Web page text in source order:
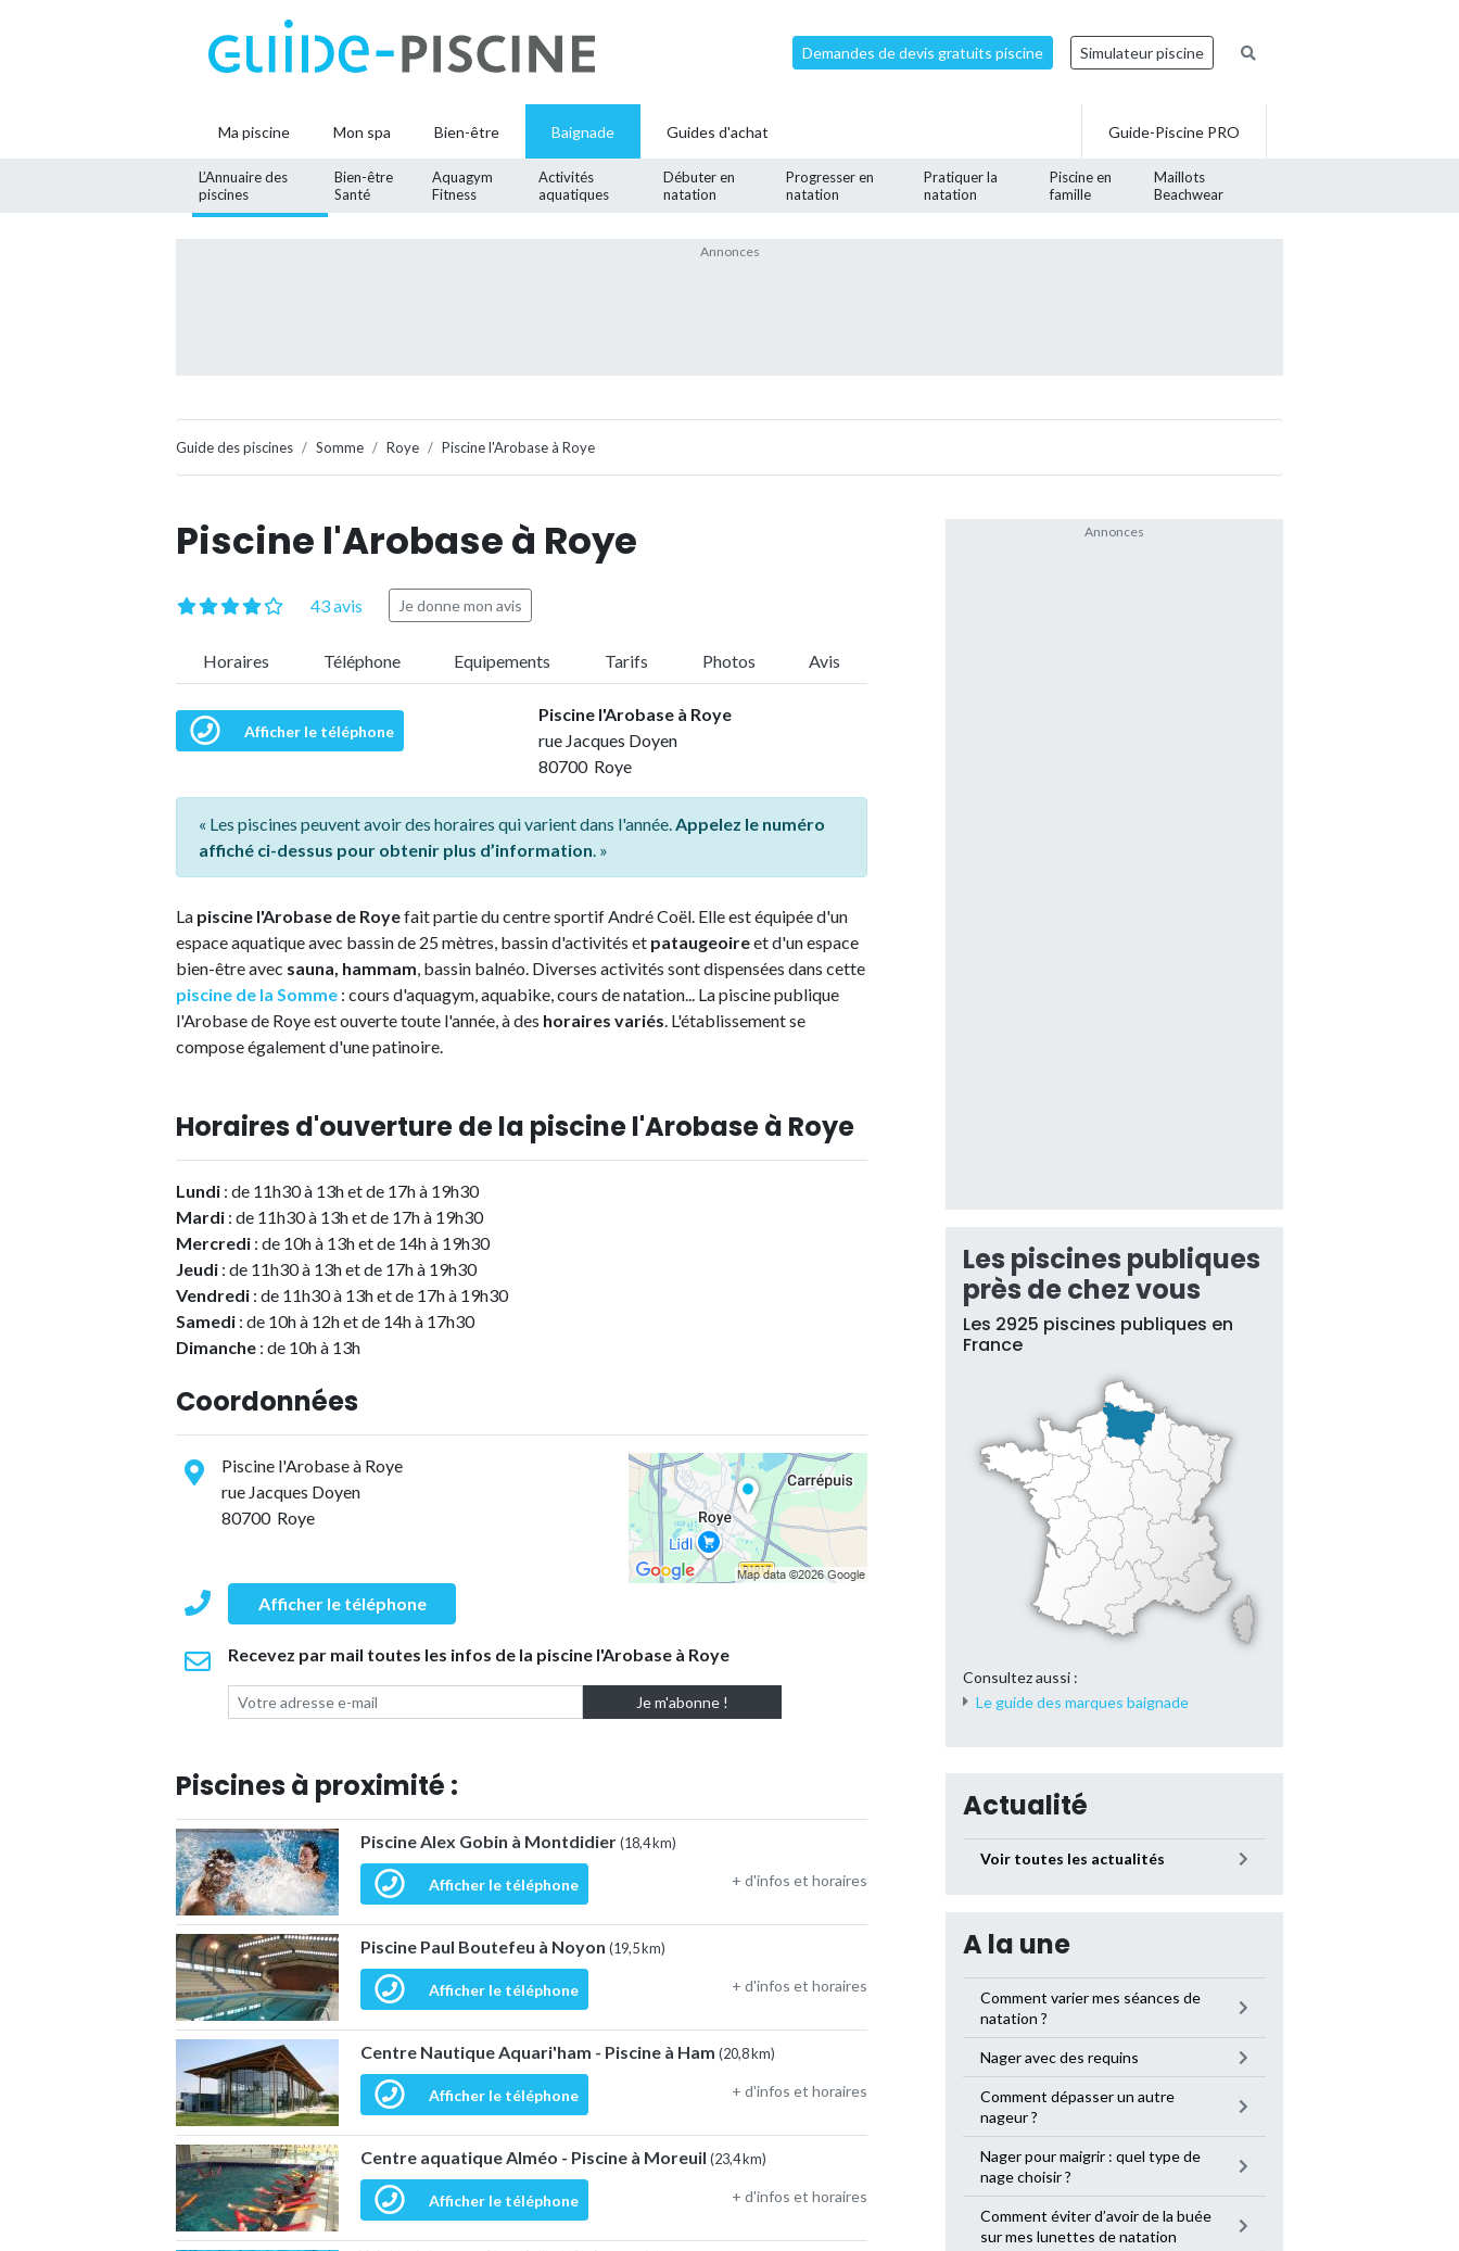
Demandes de devis gratuits piscine Simulateur piscine
Ma piscine Mon spa Bien-être Baignade
L’Annuaire des
piscines
Bien-être
Santé
Aquagym
Fitness
Activités
aquatiques
Débuter en
natation
Progresser en
natation
Pratiquer la
natation
Piscine en
famille
Maillots
Beachwear
Guides d'achat Guide-Piscine PRO
Guide des piscines Somme Roye Piscine l'Arobase à Roye
Piscine l'Arobase à Roye
43 avis Je donne mon avis
Horaires Téléphone Equipements Tarifs Photos Avis
Afficher le téléphone
Piscine l'Arobase à Roye
rue Jacques Doyen
80700 Roye
« Les piscines peuvent avoir des horaires qui varient dans l'année.Appelez le numéro
affiché ci-dessus pour obtenir plus d’information. »
La piscine l'Arobase de Royefait partie du centre sportif André Coël. Elle est équipée d'un
espace aquatique avec bassin de 25 mètres, bassin d'activités et pataugeoireet d'un espace
bien-être avec sauna, hammam, bassin balnéo. Diverses activités sont dispensées dans cette
piscine de la Somme : cours d'aquagym, aquabike, cours de natation... La piscine publique
l'Arobase de Roye est ouverte toute l'année, à des horaires variés. L'établissement se
compose également d'une patinoire.
Horaires d'ouverture de la piscine l'Arobase à Roye
Lundi : de 11h30 à 13h et de 17h à 19h30
Mardi : de 11h30 à 13h et de 17h à 19h30
Mercredi : de 10h à 13h et de 14h à 19h30
Jeudi : de 11h30 à 13h et de 17h à 19h30
Vendredi : de 11h30 à 13h et de 17h à 19h30
Samedi : de 10h à 12h et de 14h à 17h30
Dimanche : de 10h à 13h
Coordonnées
Piscine l'Arobase à Roye
rue Jacques Doyen
80700 Roye
Afficher le téléphone
Recevez par mail toutes les infos de la piscine l'Arobase à Roye
Piscines à proximité :
Piscine Alex Gobin à Montdidier(18,4 km)
Afficher le téléphone + d'infos et horaires
Piscine Paul Boutefeu à Noyon (19,5 km)
Afficher le téléphone + d'infos et horaires
Centre Nautique Aquari'ham - Piscine à Ham (20,8 km)
Afficher le téléphone + d'infos et horaires
Centre aquatique Alméo - Piscine à Moreuil (23,4 km)
Afficher le téléphone + d'infos et horaires
Les piscines publiques
près de chez vous
Les 2925 piscines publiques en
France
Consultez aussi :
Le guide des marques baignade
Actualité
Voir toutes les actualités
A la une
Comment varier mes séances de
natation ?
Nager avec des requins
Comment dépasser un autre
nageur ?
Nager pour maigrir : quel type de
nage choisir ?
Comment éviter d’avoir de la buée
sur mes lunettes de natation